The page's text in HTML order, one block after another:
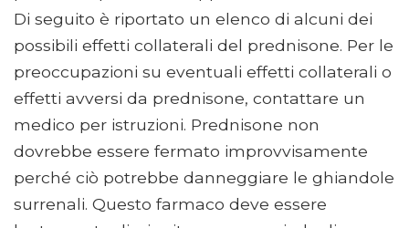
Di seguito è riportato un elenco di alcuni dei
possibili effetti collaterali del prednisone. Per le
preoccupazioni su eventuali effetti collaterali o
effetti avversi da prednisone, contattare un
medico per istruzioni. Prednisone non
dovrebbe essere fermato improvvisamente
perché ciò potrebbe danneggiare le ghiandole
surrenali. Questo farmaco deve essere